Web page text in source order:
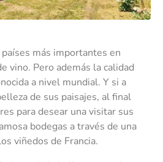
más importantes en
vino. Pero además la calidad
a nivel mundial. Y si a
de sus paisajes, al final
para desear una visitar sus
bodegas a través de una
viñedos de Francia.